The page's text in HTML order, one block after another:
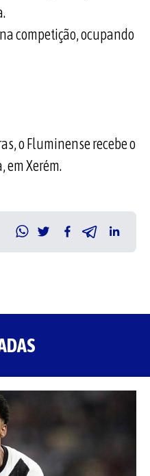
competição, ocupando
o Fluminense recebe o
em Xerém.